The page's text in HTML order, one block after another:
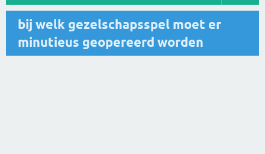
bij welk gezelschapsspel moet er
minutieus geopereerd worden